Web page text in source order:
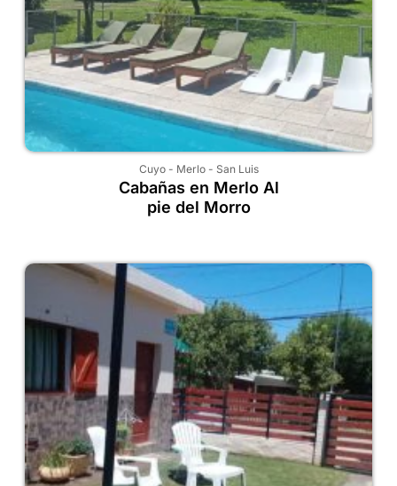
Cuyo- Merlo- San Luis
Cabañas en Merlo Al
pie del Morro